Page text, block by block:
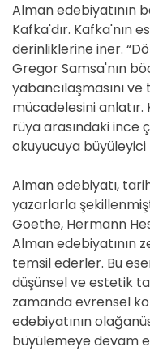
Alman edebiyatının
Kafka'dır. Kafka'nın
derinliklerine iner.
Gregor Samsa'nın
yabancılaşmasını
mücadelesini anlatır.
rüya arasındaki ince
okuyucuya
Alman edebiyatı,
yazarlarla
Goethe, Hermann
Alman edebiyatının
temsil ederler. Bu
düşünsel ve estetik
zamanda evrensel
edebiyatının
büyülemeye devam